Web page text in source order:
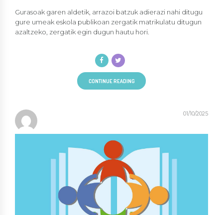
Gurasoak garen aldetik, arrazoi batzuk adierazi nahi ditugu
gure umeak eskola publikoan zergatik matrikulatu ditugun
azaltzeko, zergatik egin dugun hautu hori.
CONTINUE READING
01/10/2025